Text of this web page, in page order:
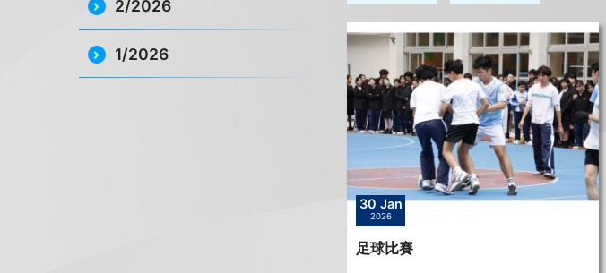
2/2026
1/2026
30 Jan
2026
足球比賽